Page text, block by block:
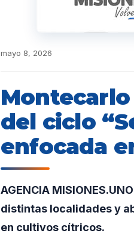
mayo 8, 2026
del ciclo
enfocada
AGENCIA
distintas localidades y
en cultivos cítricos.